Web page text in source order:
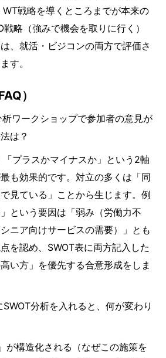
WT戦略を導くところまでが本来の
略（強みで機会を取りに行く）
、就活・ビジコンの両方で評価さ
す。
）
ワークショップで参加者の意見が
は？
プラスかマイナスか」という2軸
も効果的です。対立の多くは「同
見ている」ことから生じます。例
という要因は「弱み（労働力不
ニア向けサービスの需要）」とも
を認め、SWOT表に両方記入した
い方」を優先する合意形成をしま
分析を入れると、何が変わり
構造化される（なぜこの施策を